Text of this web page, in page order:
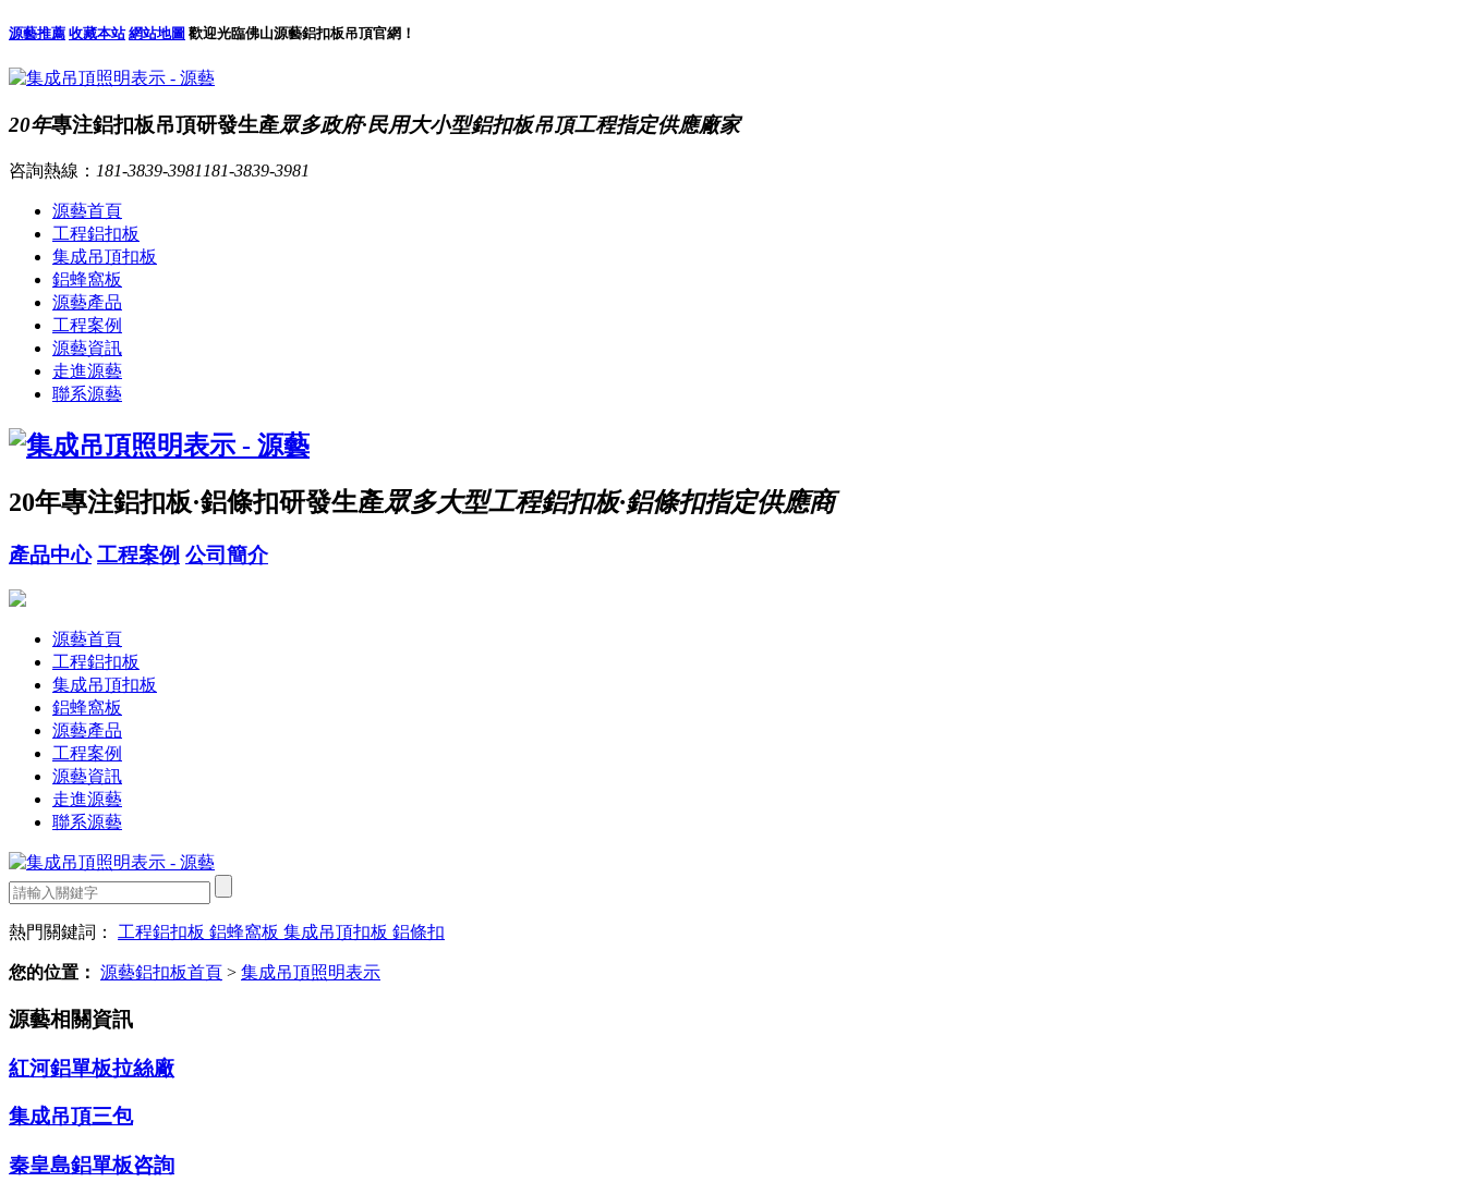
源藝推薦 收藏本站 網站地圖 歡迎光臨佛山源藝鋁扣板吊頂官網！
20年專注鋁扣板吊頂研發生產眾多政府·民用大小型鋁扣板吊頂工程指定供應廠家
咨詢熱線： 181-3839-3981 181-3839-3981
源藝首頁
工程鋁扣板
集成吊頂扣板
鋁蜂窩板
源藝產品
工程案例
源藝資訊
走進源藝
聯系源藝
20年專注鋁扣板·鋁條扣研發生產眾多大型工程鋁扣板·鋁條扣指定供應商
產品中心 工程案例 公司簡介
源藝首頁
工程鋁扣板
集成吊頂扣板
鋁蜂窩板
源藝產品
工程案例
源藝資訊
走進源藝
聯系源藝
熱門關鍵詞： 工程鋁扣板 鋁蜂窩板 集成吊頂扣板 鋁條扣
您的位置： 源藝鋁扣板首頁 > 集成吊頂照明表示
源藝相關資訊
紅河鋁單板拉絲廠
集成吊頂三包
秦皇島鋁單板咨詢